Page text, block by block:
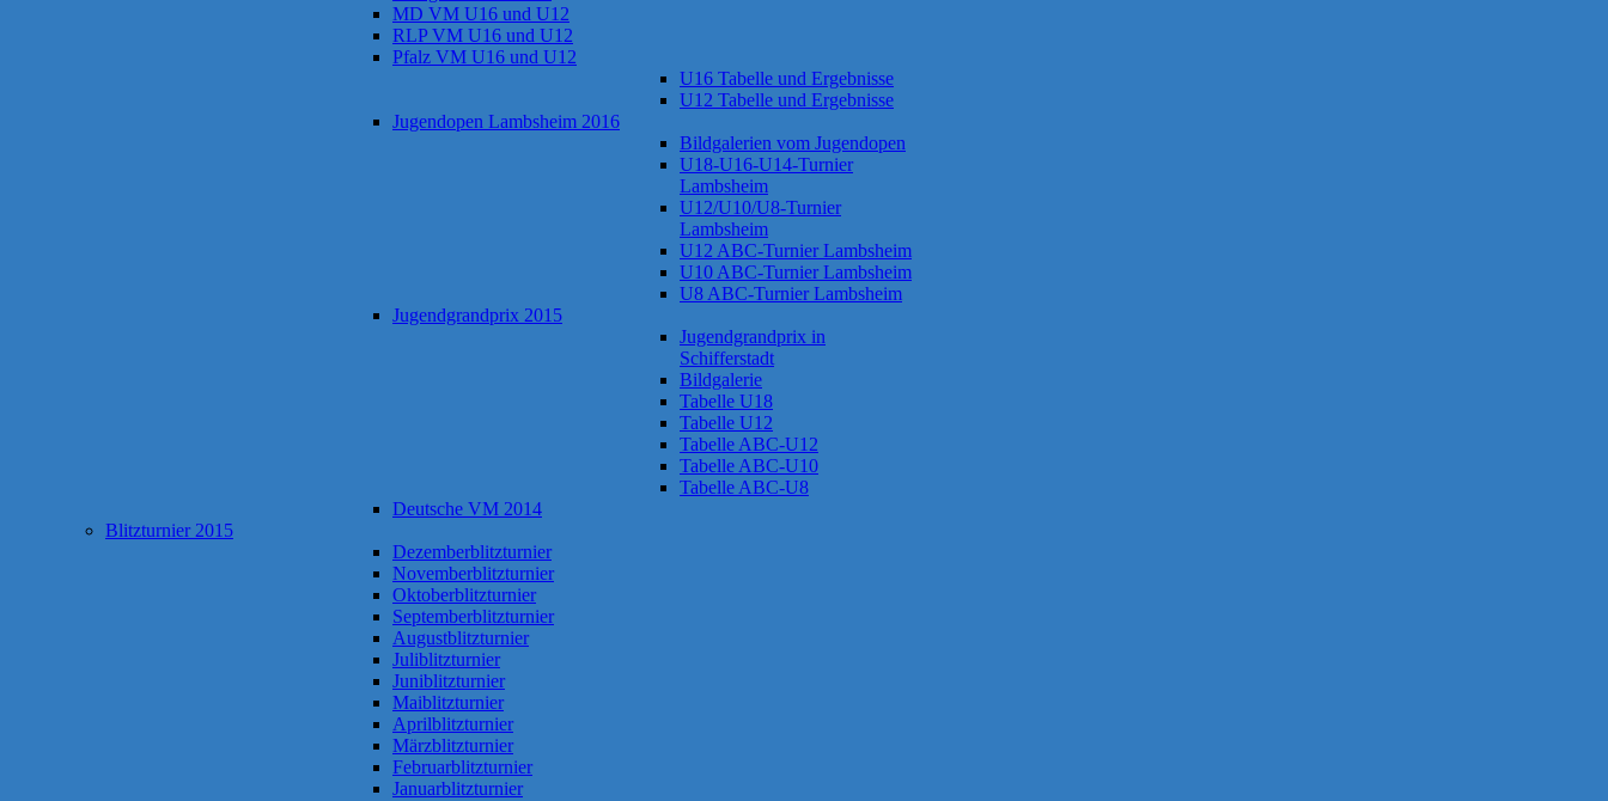
MD VM U16 und U12
RLP VM U16 und U12
Pfalz VM U16 und U12
U16 Tabelle und Ergebnisse
U12 Tabelle und Ergebnisse
Jugendopen Lambsheim 2016
Bildgalerien vom Jugendopen
U18-U16-U14-Turnier
Lambsheim
U12/U10/U8-Turnier
Lambsheim
U12 ABC-Turnier Lambsheim
U10 ABC-Turnier Lambsheim
U8 ABC-Turnier Lambsheim
Jugendgrandprix 2015
Jugendgrandprix in
Schifferstadt
Bildgalerie
Tabelle U18
Tabelle U12
Tabelle ABC-U12
Tabelle ABC-U10
Tabelle ABC-U8
Deutsche VM 2014
Blitzturnier 2015
Dezemberblitzturnier
Novemberblitzturnier
Oktoberblitzturnier
Septemberblitzturnier
Augustblitzturnier
Juliblitzturnier
Juniblitzturnier
Maiblitzturnier
Aprilblitzturnier
Märzblitzturnier
Februarblitzturnier
Januarblitzturnier